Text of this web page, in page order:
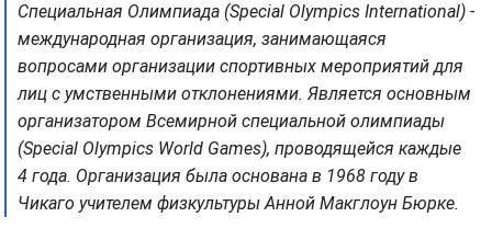
Специальная Олимпиада (Special Olympics International) -
международная организация, занимающаяся
вопросами организации спортивных мероприятий для
лиц с умственными отклонениями. Является основным
организатором Всемирной специальной олимпиады
(Special Olympics World Games), проводящейся каждые
4 года. Организация была основана в 1968 году в
Чикаго учителем физкультуры Анной Макглоун Бюрке.